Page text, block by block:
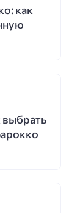
как
выбрать